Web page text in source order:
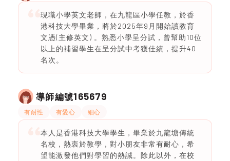
現職小學英文老師，在九龍區小學任教，於香
港科技大學畢業，將於2025年9月開始讀教育
文憑(主修英文) 。熟悉小學呈分試，曾幫助10位
以上的補習學生在呈分試中考獲佳績，提升40
名次。
導師編號165679
有耐性 有愛心 細心
本人是香港科技大學學生，畢業於九龍塘傳統
名校，熱衷於教學，對小朋友非常有耐心，希
望能激發他們對學習的熱誠。除此以外，在校